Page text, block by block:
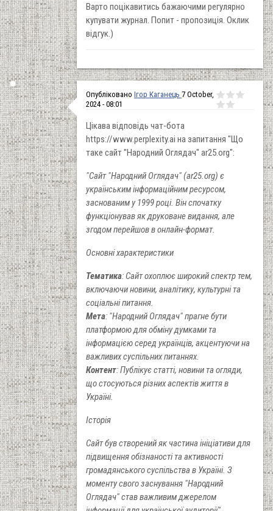
Варто поцікавитись бажаючими регулярно
купувати журнал. Попит - пропозиція. Оклик
відгук.)
Опубліковано Ігор Каганець 7 October,
2024 - 08:01
Цікава відповідь чат-бота
https://www.perplexity.ai на запитання "Що
таке сайт "Народний Оглядач" ar25.org":
"Сайт "Народний Оглядач" (ar25.org) є
українським інформаційним ресурсом,
заснованим у 1999 році. Він спочатку
функціонував як друковане видання, але
згодом перейшов в онлайн-формат.
Основні характеристики
Тематика: Сайт охоплює широкий спектр тем,
включаючи новини, аналітику, культурні та
соціальні питання.
Мета: "Народний Оглядач" прагне бути
платформою для обміну думками та
інформацією серед українців, акцентуючи на
важливих суспільних питаннях.
Контент: Публікує статті, новини та огляди,
що стосуються різних аспектів життя в
Україні.
Історія
Сайт був створений як частина ініціативи для
підвищення обізнаності та активності
громадянського суспільства в Україні. З
моменту свого заснування "Народний
Оглядач" став важливим джерелом